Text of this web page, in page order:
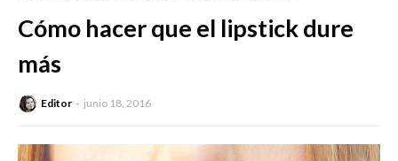
Cómo hacer que el lipstick dure
más
Editor junio 18, 2016